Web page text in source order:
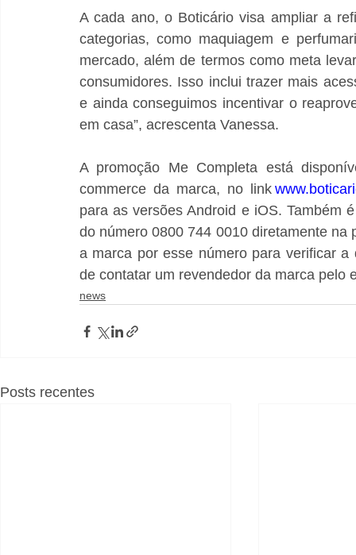
A cada ano, o Boticário visa ampliar a
categorias, como maquiagem e
mercado, além de termos como meta
consumidores. Isso inclui trazer mais
e ainda conseguimos incentivar o
em casa”, acrescenta Vanessa.
A promoção Me Completa está
commerce da marca, no link
para as versões Android e iOS. Também
do número 0800 744 0010 diretamente
a marca por esse número para verificar
de contatar um revendedor da marca pelo
news
Posts recentes